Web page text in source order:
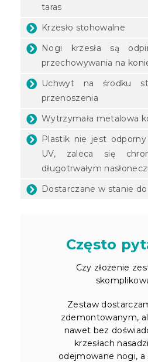
taras
Krzesło stohowalne
Nogi krzesła są
przechowywania na
Uchwyt na środku
przenoszenia
Wytrzymała metalowa
Plastik nie jest
UV, zaleca się
długotrwałym
Dostarczane w stanie
Często
Czy złożenie
Zestaw
zdemontowanym,
nawet bez
krzesłach
odejmowane nogi, a